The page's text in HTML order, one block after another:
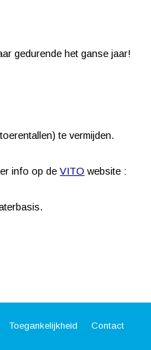
gedurende het ganse jaar!
te vermijden.
info op deVITO website :
Toegankelijkheid Contact